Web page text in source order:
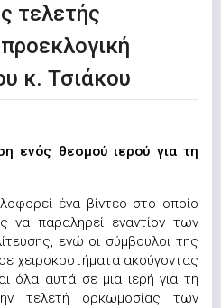
τελετής
κ. Τσιάκου
ενός θεσμού ιερού για τη
ένα βίντεο στο οποίο
να παραληρεί εναντίον των
ενώ οι σύμβουλοι της
χειροκροτήματα ακούγοντας
όλα αυτά σε μια ιερή για τη
τελετή ορκωμοσίας των